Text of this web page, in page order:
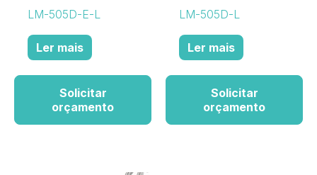
LM-505D-E-L
Ler mais
Solicitar
orçamento
LM-505D-L
Ler mais
Solicitar
orçamento